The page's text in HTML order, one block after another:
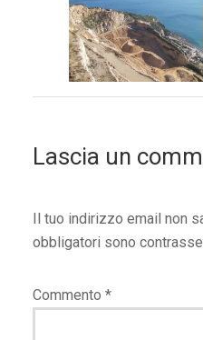
Lascia un
Il tuo indirizzo email non
obbligatori sono
Commento *